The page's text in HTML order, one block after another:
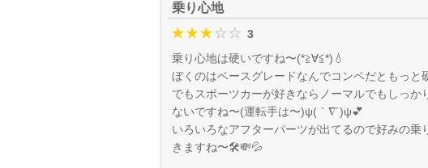
乗り心地
3
乗り心地は硬いですね〜(*≧∀≦*)💧
ぼくのはベースグレードなんでコンペだともっ
でもスポーツカーが好きならノーマルでもしっ
ないですね〜(運転手は〜)ψ(｀∇´)ψ💕
いろいろなアフターパーツが出てるので好みの
きますね〜🛠️💸💦